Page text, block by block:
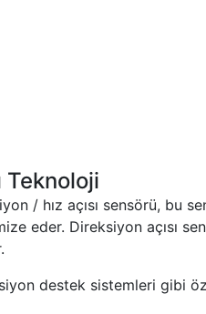
Teknoloji
/ hız açısı sensörü, bu
eder. Direksiyon açısı
destek sistemleri gibi